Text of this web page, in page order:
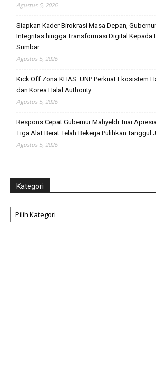
Agustus 5, 2026
Siapkan Kader Birokrasi Masa Depan,
Integritas hingga Transformasi Digital Kepada
Sumbar
Agustus 5, 2026
Kick Off Zona KHAS: UNP Perkuat Ekosistem
dan Korea Halal Authority
Agustus 5, 2026
Respons Cepat Gubernur Mahyeldi Tuai
Tiga Alat Berat Telah Bekerja Pulihkan Tanggul
Agustus 5, 2026
Kategori
Kategori